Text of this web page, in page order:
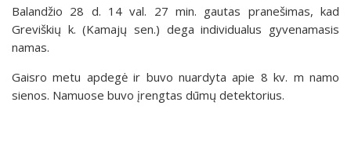
Balandžio 28 d. 14 val. 27 min. gautas pranešimas, kad
Greviškių k. (Kamajų sen.) dega individualus gyvenamasis
namas.
Gaisro metu apdegė ir buvo nuardyta apie 8 kv. m namo
sienos. Namuose buvo įrengtas dūmų detektorius.